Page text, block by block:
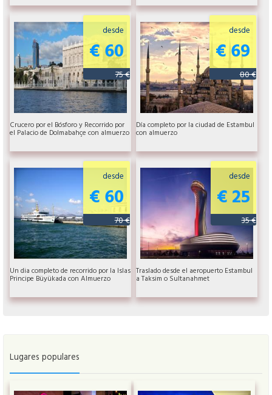
desde
€ 60
75 €
Crucero por el Bósforo y Recorrido por
el Palacio de Dolmabahçe con almuerzo
desde
€ 69
80 €
Día completo por la ciudad de Estambul
con almuerzo
desde
€ 60
70 €
Un dia completo de recorrido por la Islas
Principe Büyükada con Almuerzo
desde
€ 25
35 €
Traslado desde el aeropuerto Estambul
a Taksim o Sultanahmet
Lugares populares